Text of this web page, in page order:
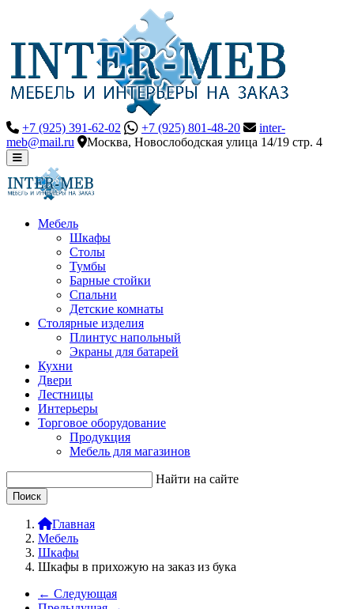
+7 (925) 391-62-02 +7 (925) 801-48-20
inter-
meb@mail.ru
Москва, Новослободская улица 14/19 стр. 4
Мебель
Шкафы
Столы
Тумбы
Барные стойки
Спальни
Детские комнаты
Столярные изделия
Плинтус напольный
Экраны для батарей
Кухни
Двери
Лестницы
Интерьеры
Торговое оборудование
Продукция
Мебель для магазинов
Найти на сайте
Главная
Мебель
Шкафы
Шкафы в прихожую на заказ из бука
← Следующая